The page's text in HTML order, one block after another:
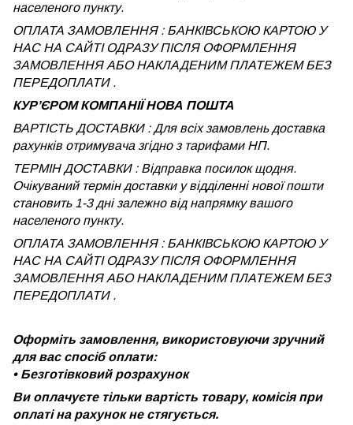
населеного пункту.
ОПЛАТА ЗАМОВЛЕННЯ : БАНКІВСЬКОЮ КАРТОЮ У
НАС НА САЙТІ ОДРАЗУ ПІСЛЯ ОФОРМЛЕННЯ
ЗАМОВЛЕННЯ АБО НАКЛАДЕНИМ ПЛАТЕЖЕМ БЕЗ
ПЕРЕДОПЛАТИ .
КУРʼЄРОМ КОМПАНІЇ НОВА ПОШТА
ВАРТІСТЬ ДОСТАВКИ : Для всіх замовлень доставка
рахунків отримувача згідно з тарифами НП.
ТЕРМІН ДОСТАВКИ : Відправка посилок щодня.
Очікуваний термін доставки у відділенні нової пошти
становить 1-3 дні залежно від напрямку вашого
населеного пункту.
ОПЛАТА ЗАМОВЛЕННЯ : БАНКІВСЬКОЮ КАРТОЮ У
НАС НА САЙТІ ОДРАЗУ ПІСЛЯ ОФОРМЛЕННЯ
ЗАМОВЛЕННЯ АБО НАКЛАДЕНИМ ПЛАТЕЖЕМБЕЗ
ПЕРЕДОПЛАТИ .
Оформіть замовлення, використовуючи зручний
для вас спосіб оплати:
• Безготівковий розрахунок
Ви оплачуєте тільки вартість товару, комісія при
оплаті на рахунок не стягується.